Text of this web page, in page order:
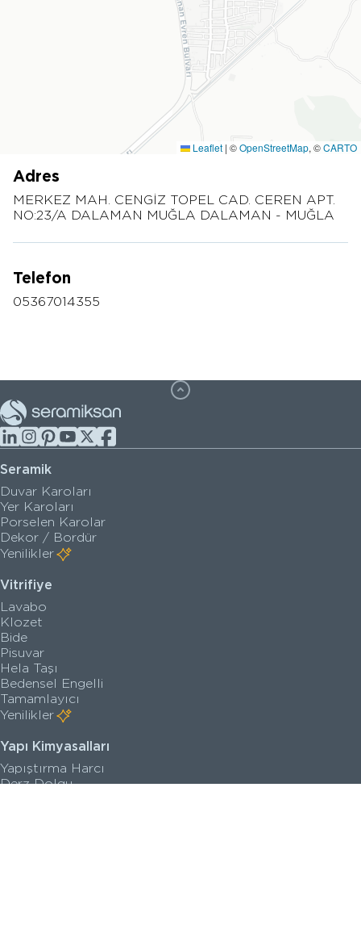
Adres
MERKEZ MAH. CENGİZ TOPEL CAD. CEREN APT.
NO:23/A DALAMAN MUĞLA DALAMAN - MUĞLA
Telefon
05367014355
Leaflet | ©OpenStreetMap, ©CARTO
Seramik
Duvar Karoları
Yer Karoları
Porselen Karolar
Dekor / Bordür
Yenilikler
Vitrifiye
Lavabo
Klozet
Bide
Pisuvar
Hela Taşı
Bedensel Engelli
Tamamlayıcı
Yenilikler
Yapı Kimyasalları
Yapıştırma Harcı
Derz Dolgu